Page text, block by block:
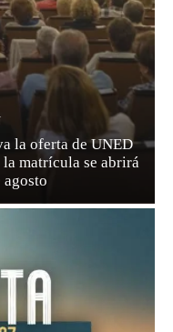
la oferta de UNED
matrícula se abrirá